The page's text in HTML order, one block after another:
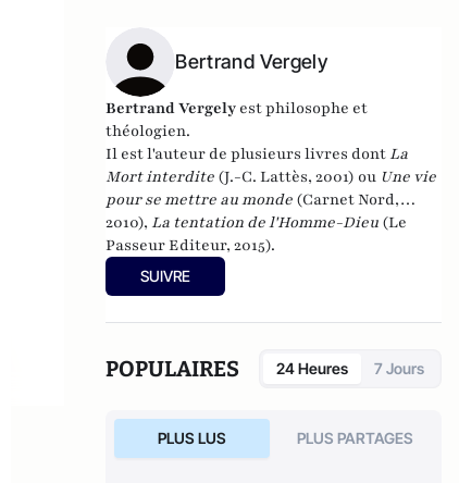
Bertrand Vergely
Bertrand Vergely est philosophe et
théologien.
Il est l'auteur de plusieurs livres dont La
Mort interdite (J.-C. Lattès, 2001) ou Une vie
pour se mettre au monde (Carnet Nord,
2010), La tentation de l'Homme-Dieu (Le
Passeur Editeur, 2015).
SUIVRE
POPULAIRES 24 Heures 7 Jours
PLUS LUS PLUS PARTAGES